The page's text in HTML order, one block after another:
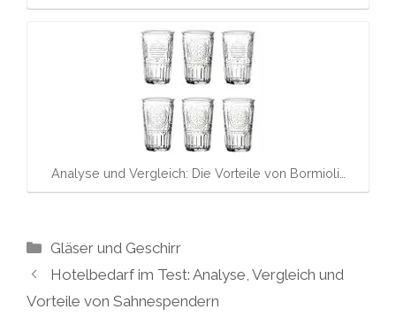
Analyse und Vergleich: Die Vorteile von Bormioli…
Kategorien
Gläser und Geschirr
Hotelbedarf im Test: Analyse, Vergleich und
Vorteile von Sahnespendern